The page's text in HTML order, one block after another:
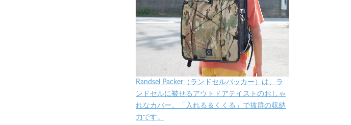
Randsel Packer（ランドセルパッカー）は、ラ
ンドセルに被せるアウトドアテイストのおしゃ
れなカバー。「入れる＆くくる」で抜群の収納
力です。